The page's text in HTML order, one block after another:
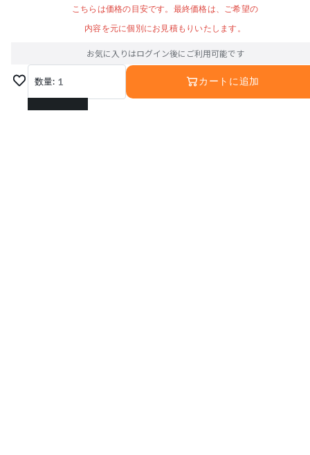
こちらは価格の目安です。最終価格は、ご希望の
内容を元に個別にお見積もりいたします。
お気に入りはログイン後にご利用可能です
数量: 1
1
カートに追加